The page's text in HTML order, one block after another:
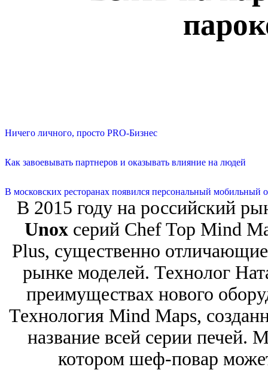
Ничего личного, просто PRO-Бизнес
Как завоевывать партнеров и оказывать влияние на людей
В московских ресторанах появился персональный мобильный
В 2015 году на российский
Unox серий Chef Top Mind
Plus, существенно
рынке моделей. Технолог
преимуществах нового
Технология Mind Maps,
название всей серии печей.
котором шеф-повар